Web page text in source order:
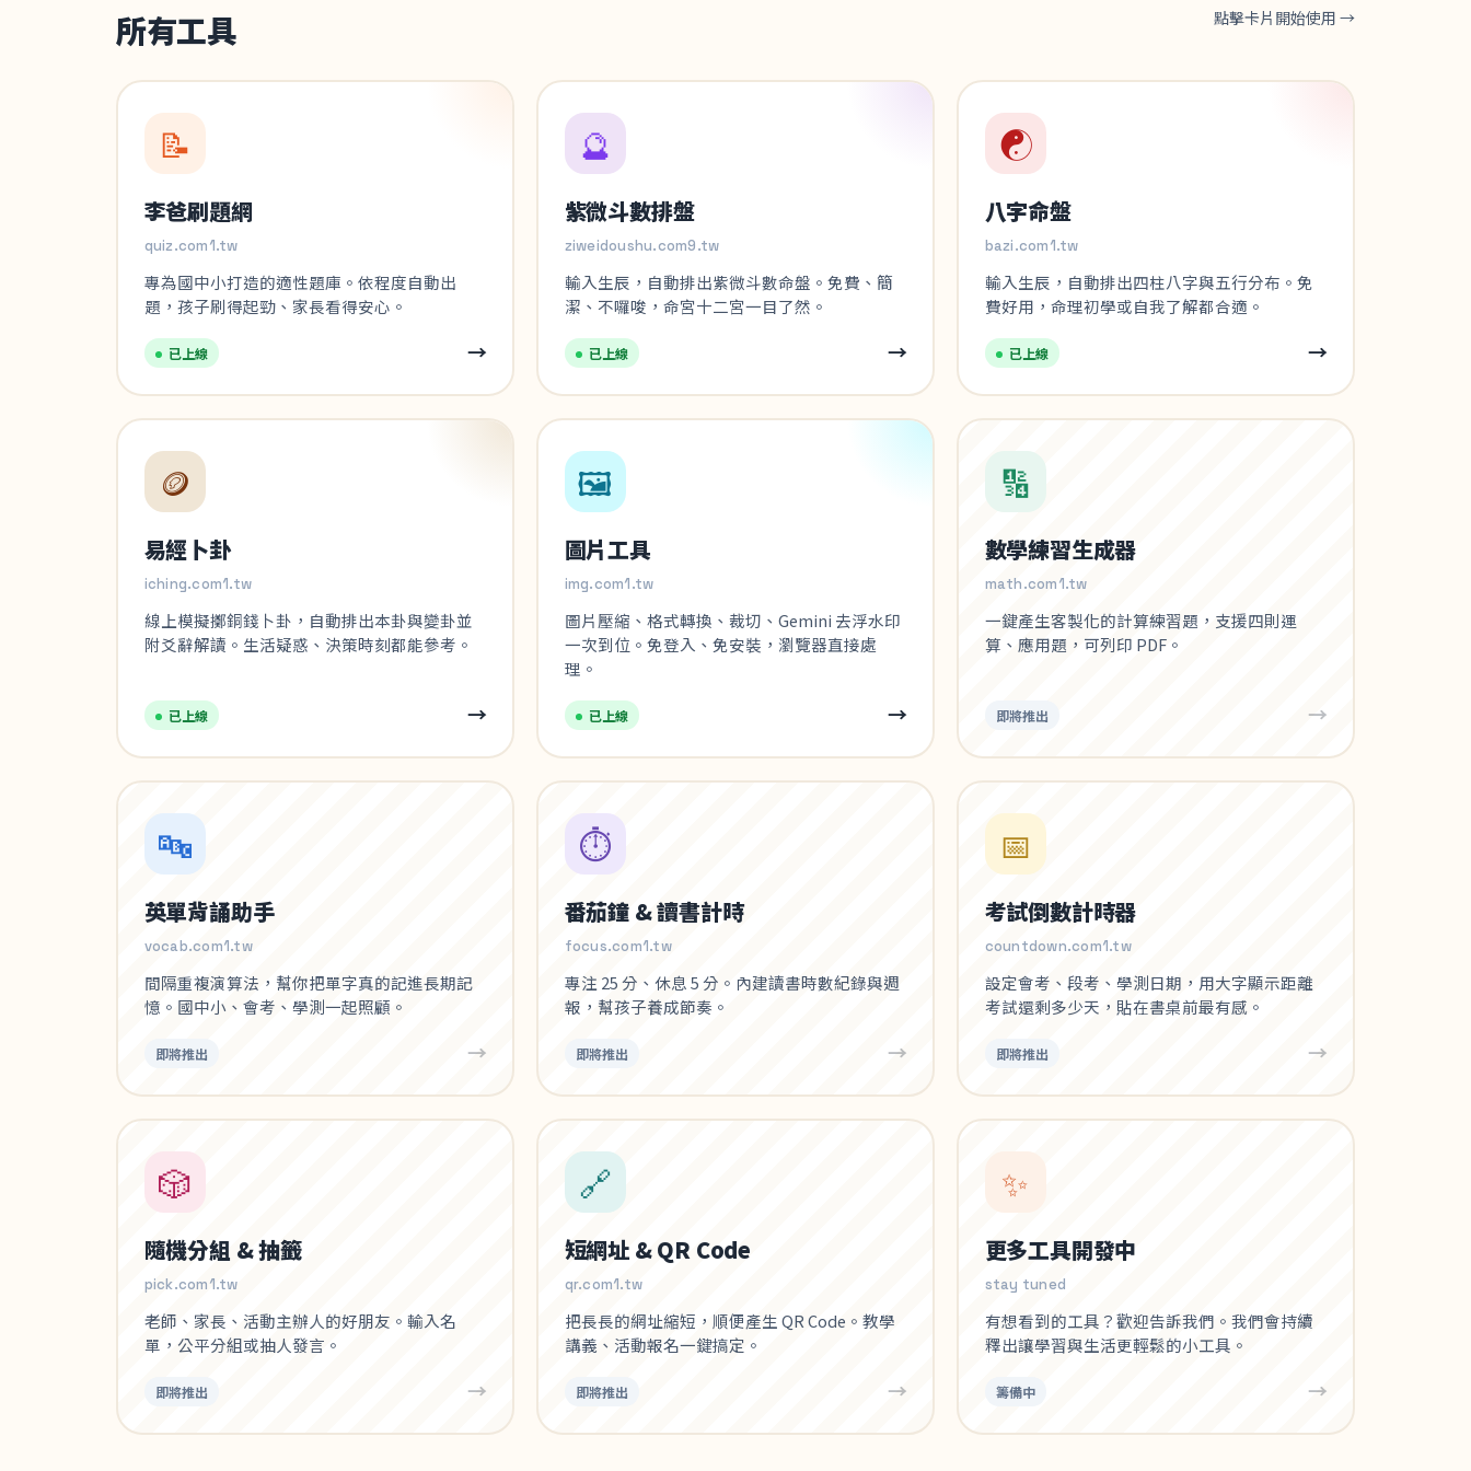
所有工具 點擊卡片開始使用 →
📝
李爸刷題網
quiz.com1.tw
專為國中小打造的適性題庫。依程度自動出
題，孩子刷得起勁、家長看得安心。
已上線 →
🔮
紫微斗數排盤
ziweidoushu.com9.tw
輸入生辰，自動排出紫微斗數命盤。免費、簡
潔、不囉唆，命宮十二宮一目了然。
已上線 →
☯️
八字命盤
bazi.com1.tw
輸入生辰，自動排出四柱八字與五行分布。免
費好用，命理初學或自我了解都合適。
已上線 →
🪙
易經卜卦
iching.com1.tw
線上模擬擲銅錢卜卦，自動排出本卦與變卦並
附爻辭解讀。生活疑惑、決策時刻都能參考。
已上線 →
🖼️
圖片工具
img.com1.tw
圖片壓縮、格式轉換、裁切、Gemini 去浮水印
一次到位。免登入、免安裝，瀏覽器直接處
理。
已上線 →
🔢
數學練習生成器
math.com1.tw
一鍵產生客製化的計算練習題，支援四則運
算、應用題，可列印 PDF。
即將推出 →
🔤
英單背誦助手
vocab.com1.tw
間隔重複演算法，幫你把單字真的記進長期記
憶。國中小、會考、學測一起照顧。
即將推出 →
⏱️
番茄鐘 & 讀書計時
focus.com1.tw
專注 25 分、休息 5 分。內建讀書時數紀錄與週
報，幫孩子養成節奏。
即將推出 →
📅
考試倒數計時器
countdown.com1.tw
設定會考、段考、學測日期，用大字顯示距離
考試還剩多少天，貼在書桌前最有感。
即將推出 →
🎲
隨機分組 & 抽籤
pick.com1.tw
老師、家長、活動主辦人的好朋友。輸入名
單，公平分組或抽人發言。
即將推出 →
🔗
短網址 & QR Code
qr.com1.tw
把長長的網址縮短，順便產生 QR Code。教學
講義、活動報名一鍵搞定。
即將推出 →
✨
更多工具開發中
stay tuned
有想看到的工具？歡迎告訴我們。我們會持續
釋出讓學習與生活更輕鬆的小工具。
籌備中 →